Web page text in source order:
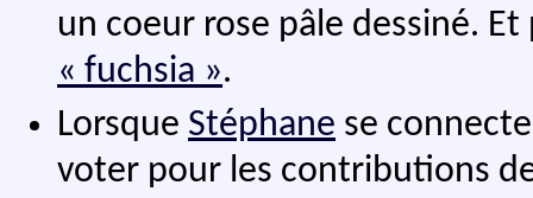
un coeur rose pâle dessiné.
« fuchsia ».
Lorsque Stéphane se
voter pour les contributions